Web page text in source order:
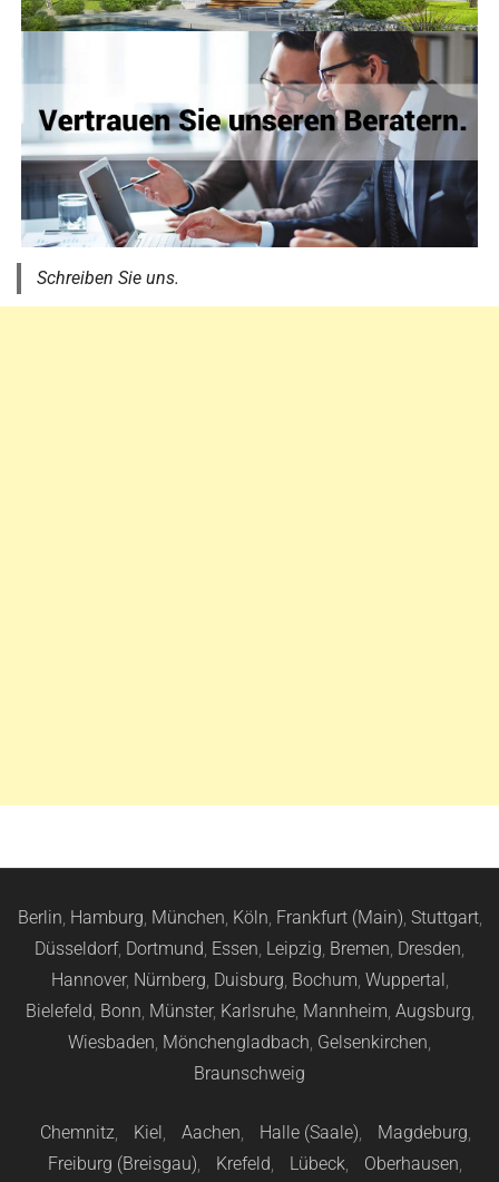
Schreiben Sie uns.
Berlin, Hamburg, München, Köln, Frankfurt (Main), Stuttgart,
Düsseldorf, Dortmund, Essen, Leipzig, Bremen, Dresden,
Hannover, Nürnberg, Duisburg, Bochum, Wuppertal,
Bielefeld, Bonn, Münster, Karlsruhe, Mannheim, Augsburg,
Wiesbaden, Mönchengladbach, Gelsenkirchen,
Braunschweig
Chemnitz, Kiel, Aachen, Halle (Saale), Magdeburg,
Freiburg (Breisgau), Krefeld, Lübeck, Oberhausen,